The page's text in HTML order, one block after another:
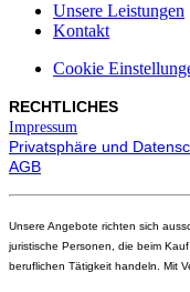
Unsere Leistungen
Kontakt
Cookie
RECHTLICHES
Impressum
Privatsphäre und
AGB
Unsere Angebote richten sich
juristische Personen, die beim
beruflichen Tätigkeit handeln. Mit